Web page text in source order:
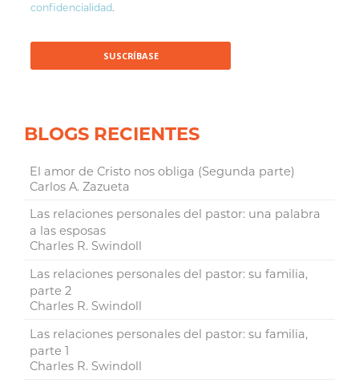
confidencialidad.
BLOGS RECIENTES
El amor de Cristo nos obliga (Segunda parte)
Carlos A. Zazueta
Las relaciones personales del pastor: una palabra
a las esposas
Charles R. Swindoll
Las relaciones personales del pastor: su familia,
parte 2
Charles R. Swindoll
Las relaciones personales del pastor: su familia,
parte 1
Charles R. Swindoll